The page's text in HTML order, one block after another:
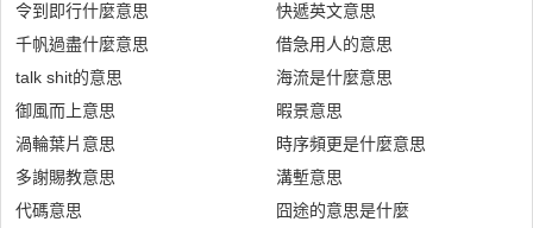
令到即行什麼意思
千帆過盡什麼意思
talk shit的意思
御風而上意思
渦輪葉片意思
多謝賜教意思
代碼意思
快遞英文意思
借急用人的意思
海流是什麼意思
暇景意思
時序頻更是什麼意思
溝塹意思
囧途的意思是什麼